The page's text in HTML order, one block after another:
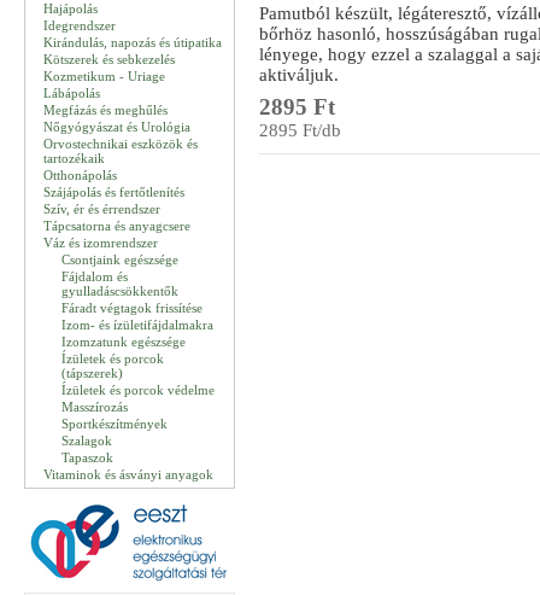
Hajápolás
Idegrendszer
Kirándulás, napozás és útipatika
Kötszerek és sebkezelés
Kozmetikum - Uriage
Lábápolás
Megfázás és meghűlés
Nőgyógyászat és Urológia
Orvostechnikai eszközök és
tartozékaik
Otthonápolás
Szájápolás és fertőtlenítés
Szív, ér és érrendszer
Tápcsatorna és anyagcsere
Váz és izomrendszer
Csontjaink egészsége
Fájdalom és
gyulladáscsökkentők
Fáradt végtagok frissítése
Izom- és ízületifájdalmakra
Izomzatunk egészsége
Ízületek és porcok
(tápszerek)
Ízületek és porcok védelme
Masszírozás
Sportkészítmények
Szalagok
Tapaszok
Vitaminok és ásványi anyagok
Pamutból készült, légáteresztő,
bőrhöz hasonló, hosszúságában
lényege, hogy ezzel a szalaggal a
aktiváljuk.
2895 Ft
2895 Ft/db